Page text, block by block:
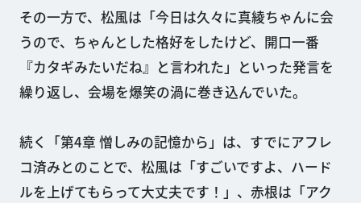
その一方で、松風は「今日は久々に真綾ちゃんに会
うので、ちゃんとした格好をしたけど、開口一番
『カタギみたいだね』と言われた」といった発言を
繰り返し、会場を爆笑の渦に巻き込んでいた。
続く「第4章 憎しみの記憶から」は、すでにアフレ
コ済みとのことで、松風は「すごいですよ、ハード
ルを上げてもらって大丈夫です！」、赤根は「アク